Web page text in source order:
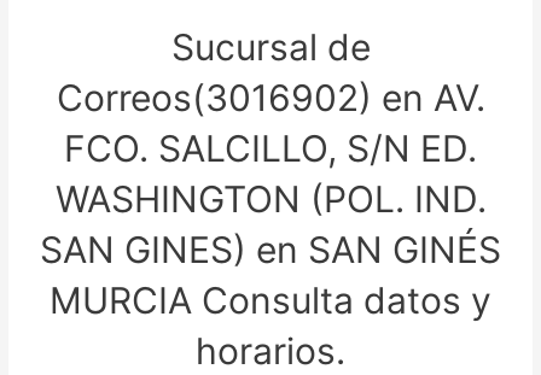
Sucursal de
Correos(3016902) en AV.
FCO. SALCILLO, S/N ED.
WASHINGTON (POL. IND.
SAN GINES) en SAN GINÉS
MURCIA Consulta datos y
horarios.